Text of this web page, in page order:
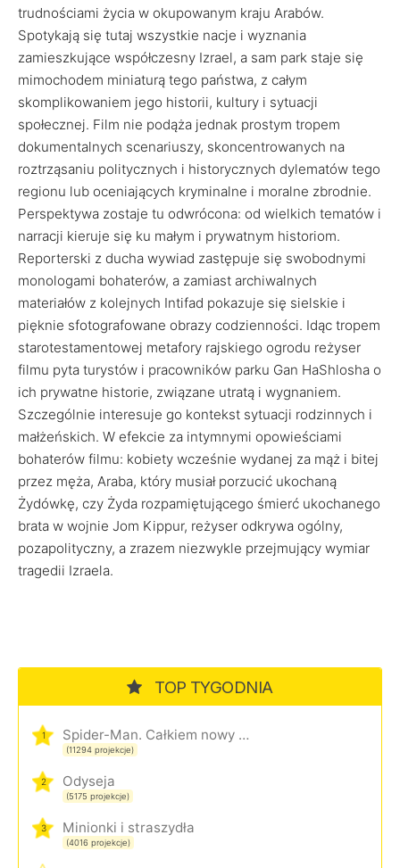
trudnościami życia w okupowanym kraju Arabów.
Spotykają się tutaj wszystkie nacje i wyznania
zamieszkujące współczesny Izrael, a sam park staje się
mimochodem miniaturą tego państwa, z całym
skomplikowaniem jego historii, kultury i sytuacji
społecznej. Film nie podąża jednak prostym tropem
dokumentalnych scenariuszy, skoncentrowanych na
roztrząsaniu politycznych i historycznych dylematów tego
regionu lub oceniających kryminalne i moralne zbrodnie.
Perspektywa zostaje tu odwrócona: od wielkich tematów i
narracji kieruje się ku małym i prywatnym historiom.
Reporterski z ducha wywiad zastępuje się swobodnymi
monologami bohaterów, a zamiast archiwalnych
materiałów z kolejnych Intifad pokazuje się sielskie i
pięknie sfotografowane obrazy codzienności. Idąc tropem
starotestamentowej metafory rajskiego ogrodu reżyser
filmu pyta turystów i pracowników parku Gan HaShlosha o
ich prywatne historie, związane utratą i wygnaniem.
Szczególnie interesuje go kontekst sytuacji rodzinnych i
małżeńskich. W efekcie za intymnymi opowieściami
bohaterów filmu: kobiety wcześnie wydanej za mąż i bitej
przez męża, Araba, który musiał porzucić ukochaną
Żydówkę, czy Żyda rozpamiętującego śmierć ukochanego
brata w wojnie Jom Kippur, reżyser odkrywa ogólny,
pozapolityczny, a zrazem niezwykle przejmujący wymiar
tragedii Izraela.
TOP TYGODNIA
1 Spider-Man. Całkiem nowy dzień
(11294 projekcje)
2 Odyseja
(5175 projekcje)
3 Minionki i straszydła
(4016 projekcje)